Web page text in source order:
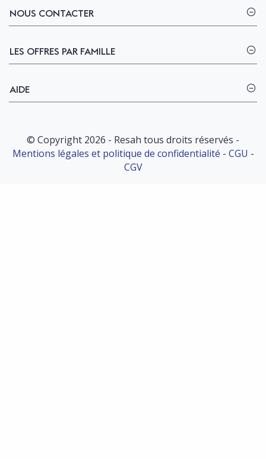
NOUS CONTACTER
LES OFFRES PAR FAMILLE
AIDE
© Copyright 2026 - Resah tous droits réservés -
Mentions légales et politique de confidentialité - CGU -
CGV